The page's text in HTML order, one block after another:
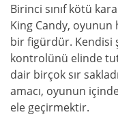
Birinci sınıf kötü
King Candy,
bir figürdür. Kendisi
kontrolünü elinde
dair birçok sır
amacı, oyunun
ele geçirmektir.